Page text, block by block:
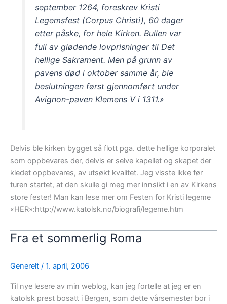
september 1264, foreskrev Kristi
Legemsfest (Corpus Christi), 60 dager
etter påske, for hele Kirken. Bullen var
full av glødende lovprisninger til Det
hellige Sakrament. Men på grunn av
pavens død i oktober samme år, ble
beslutningen først gjennomført under
Avignon-paven Klemens V i 1311.»
Delvis ble kirken bygget så flott pga. dette hellige korporalet
som oppbevares der, delvis er selve kapellet og skapet der
kledet oppbevares, av utsøkt kvalitet. Jeg visste ikke før
turen startet, at den skulle gi meg mer innsikt i en av Kirkens
store fester! Man kan lese mer om Festen for Kristi legeme
«HER»:http://www.katolsk.no/biografi/legeme.htm
Fra et sommerlig Roma
Generelt / 1. april, 2006
Til nye lesere av min weblog, kan jeg fortelle at jeg er en
katolsk prest bosatt i Bergen, som dette vårsemester bor i